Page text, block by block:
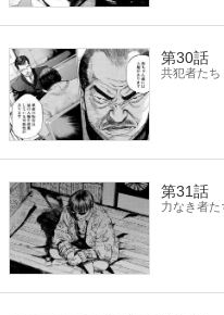
第30話
共犯者たち
第31話
力なき者た